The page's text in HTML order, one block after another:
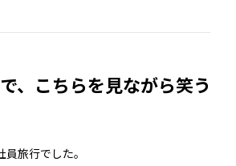
、こちらを見ながら笑う
旅行でした。